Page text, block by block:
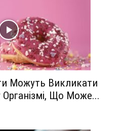
Можуть Викликати
Що Може...